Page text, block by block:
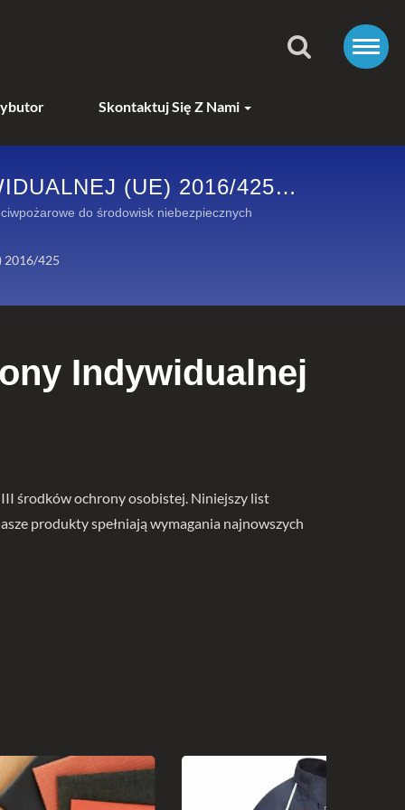
Skontaktuj Się Z Nami
(UE) 2016/425 |
NASZE KATEGORIE
do środowisk niebezpiecznych
2016/425
Indywidualnej
środków ochrony osobistej. Niniejszy list
produkty spełniają wymagania najnowszych